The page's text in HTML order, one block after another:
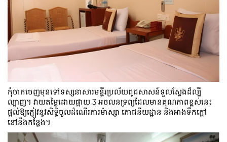
កុំចាកចេញមុនទៅទស្សនាសារមន្ទីរប្រល័យពូជសាសន៍ទួលស្លែងដ៏ល្បី
ល្បាញ។ វាយតម្លៃដោយផ្កាយ 3 អចលនទ្រព្យដែលមានគុណភាពខ្ពស់នេះ
ផ្តល់ឱ្យភ្ញៀវនូវសិទ្ធិចូលដំណើរការម៉ាស្សា ភោជនីយដ្ឋាន និងអាងទឹកក្តៅ
នៅនឹងកន្លែង។